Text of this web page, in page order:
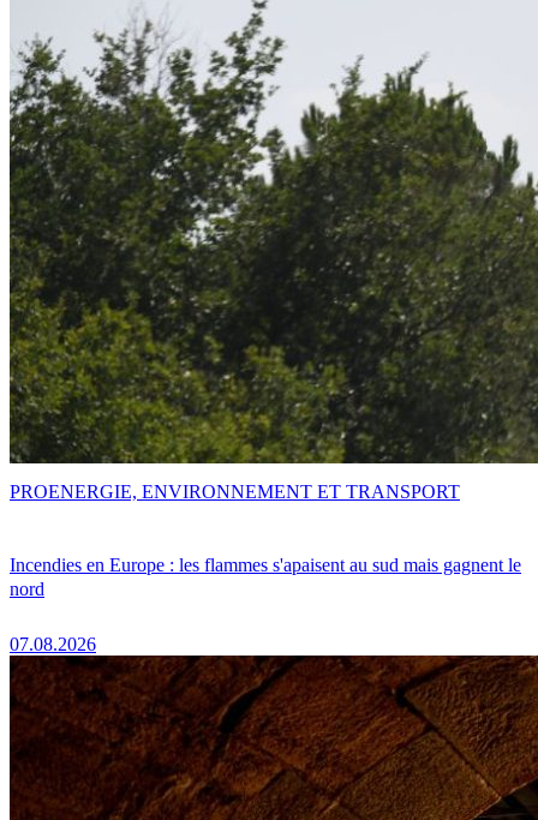
Incendies en Europe : les flammes s'apaisent au sud mais gagnent le
nord
07.08.2026
PROENERGIE, ENVIRONNEMENT ET TRANSPORT